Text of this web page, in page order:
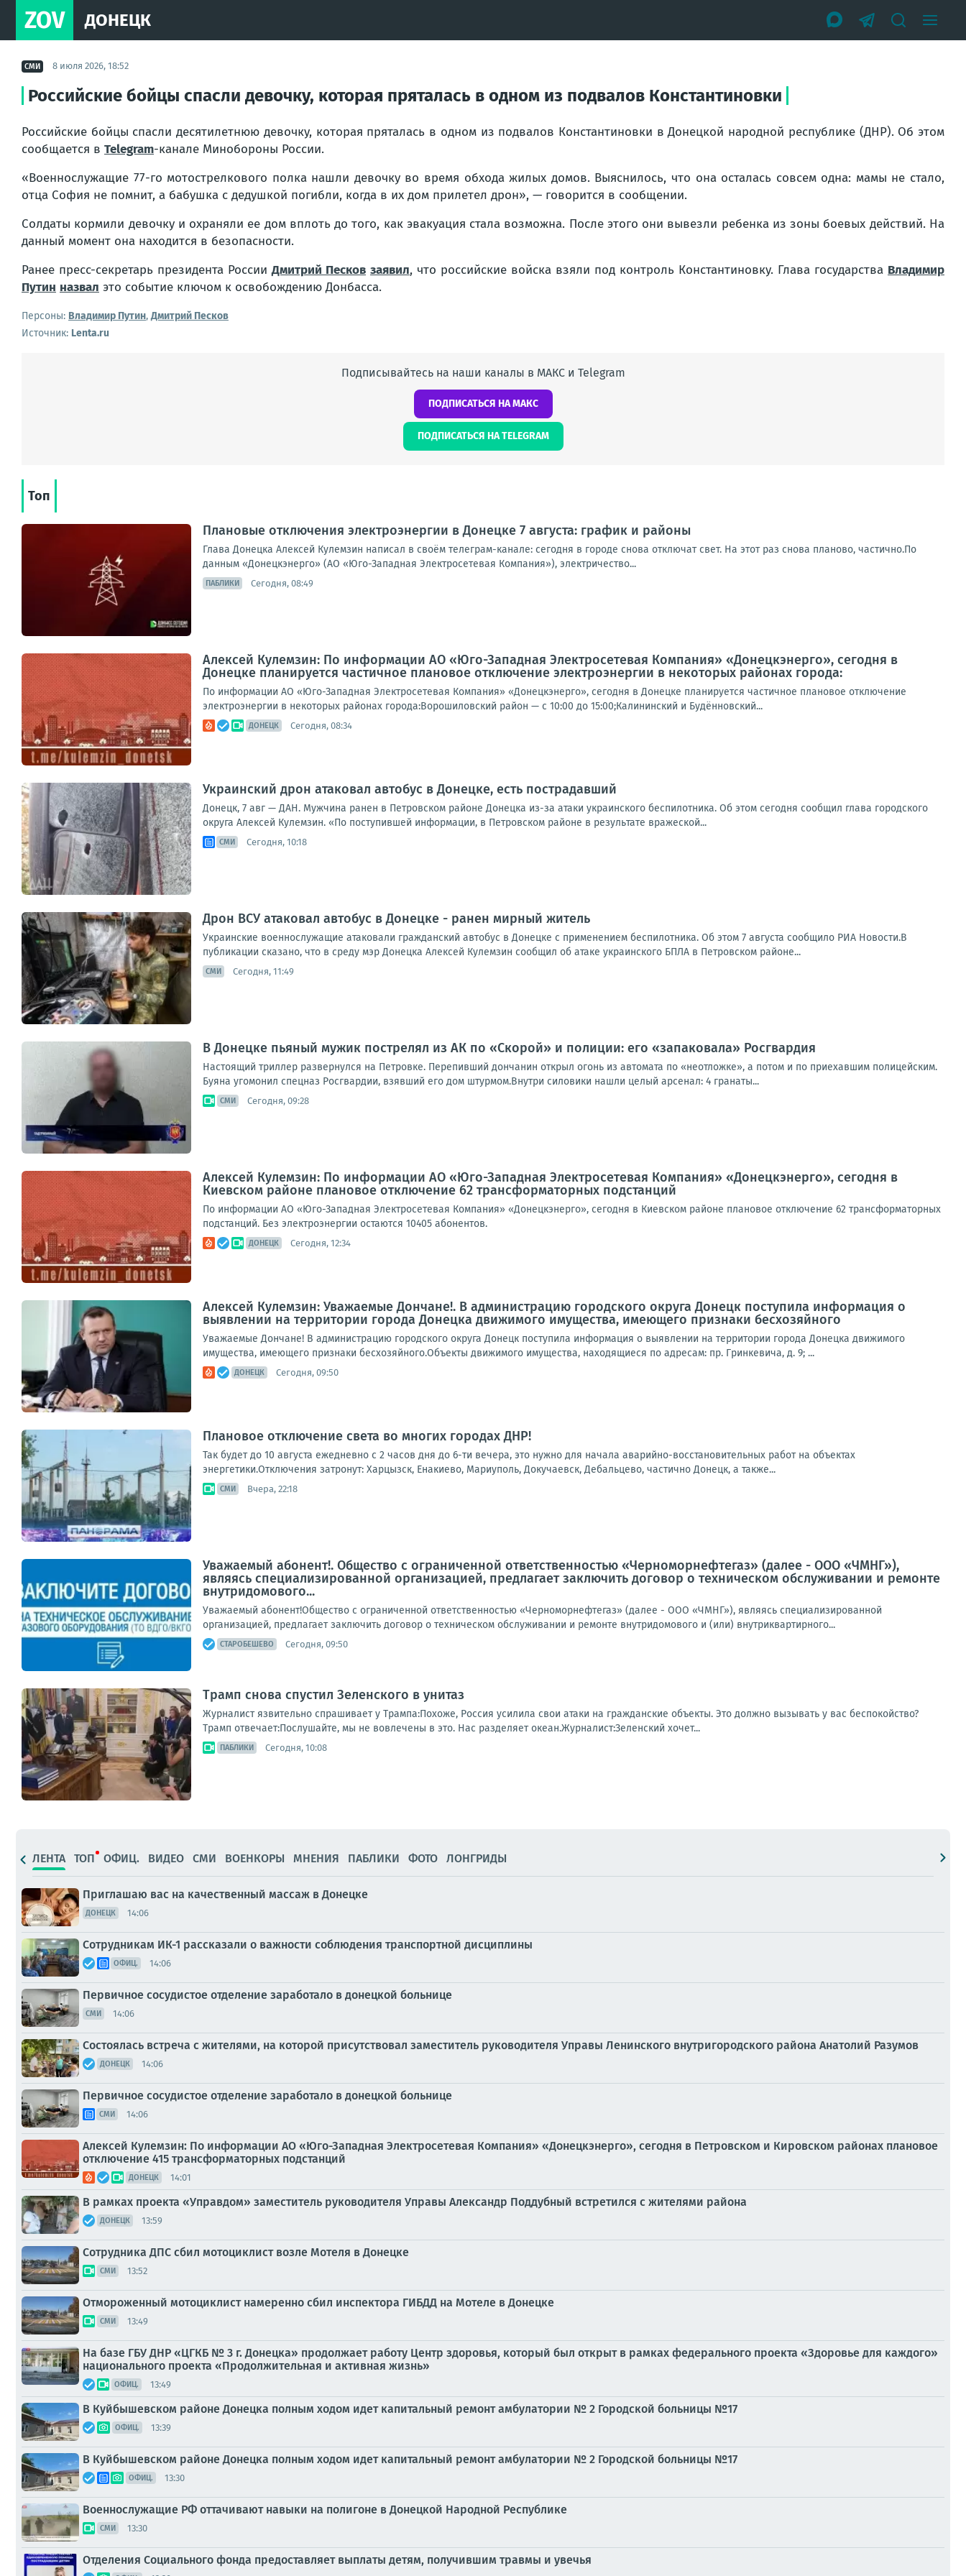
ZOV ДОНЕЦК
СМИ 8 июля 2026, 18:52
Российские бойцы спасли девочку, которая пряталась в одном из подвалов Константиновки
Российские бойцы спасли десятилетнюю девочку, которая пряталась в одном из подвалов Константиновки в Донецкой народной республике (ДНР). Об этом
сообщается в Telegram-канале Минобороны России.
«Военнослужащие 77-го мотострелкового полка нашли девочку во время обхода жилых домов. Выяснилось, что она осталась совсем одна: мамы не стало,
отца София не помнит, а бабушка с дедушкой погибли, когда в их дом прилетел дрон», — говорится в сообщении.
Солдаты кормили девочку и охраняли ее дом вплоть до того, как эвакуация стала возможна. После этого они вывезли ребенка из зоны боевых действий. На
данный момент она находится в безопасности.
Ранее пресс-секретарь президента РоссииДмитрий Песков заявил, что российские войска взяли под контроль Константиновку. Глава государства Владимир
Путин назвал это событие ключом к освобождению Донбасса.
Персоны: Владимир Путин,Дмитрий Песков
Источник: Lenta.ru
Подписывайтесь на наши каналы в МАКС и Telegram
ПОДПИСАТЬСЯ НА МАКС
ПОДПИСАТЬСЯ НА TELEGRAM
Топ
Плановые отключения электроэнергии в Донецке 7 августа: график и районы
Глава Донецка Алексей Кулемзин написал в своём телеграм-канале: сегодня в городе снова отключат свет. На этот раз снова планово, частично.По
данным «Донецкэнерго» (АО «Юго-Западная Электросетевая Компания»), электричество...
ПАБЛИКИ Сегодня, 08:49
Алексей Кулемзин: По информации АО «Юго-Западная Электросетевая Компания» «Донецкэнерго», сегодня в
Донецке планируется частичное плановое отключение электроэнергии в некоторых районах города:
По информации АО «Юго-Западная Электросетевая Компания» «Донецкэнерго», сегодня в Донецке планируется частичное плановое отключение
электроэнергии в некоторых районах города:Ворошиловский район — с 10:00 до 15:00;Калининский и Будённовский...
ДОНЕЦК Сегодня, 08:34
Украинский дрон атаковал автобус в Донецке, есть пострадавший
Донецк, 7 авг — ДАН. Мужчина ранен в Петровском районе Донецка из-за атаки украинского беспилотника. Об этом сегодня сообщил глава городского
округа Алексей Кулемзин. «По поступившей информации, в Петровском районе в результате вражеской...
СМИ Сегодня, 10:18
Дрон ВСУ атаковал автобус в Донецке - ранен мирный житель
Украинские военнослужащие атаковали гражданский автобус в Донецке с применением беспилотника. Об этом 7 августа сообщило РИА Новости.В
публикации сказано, что в среду мэр Донецка Алексей Кулемзин сообщил об атаке украинского БПЛА в Петровском районе...
СМИ Сегодня, 11:49
В Донецке пьяный мужик пострелял из АК по «Скорой» и полиции: его «запаковала» Росгвардия
Настоящий триллер развернулся на Петровке. Перепивший дончанин открыл огонь из автомата по «неотложке», а потом и по приехавшим полицейским.
Буяна угомонил спецназ Росгвардии, взявший его дом штурмом.Внутри силовики нашли целый арсенал: 4 гранаты...
СМИ Сегодня, 09:28
Алексей Кулемзин: По информации АО «Юго-Западная Электросетевая Компания» «Донецкэнерго», сегодня в
Киевском районе плановое отключение 62 трансформаторных подстанций
По информации АО «Юго-Западная Электросетевая Компания» «Донецкэнерго», сегодня в Киевском районе плановое отключение 62 трансформаторных
подстанций. Без электроэнергии остаются 10405 абонентов.
ДОНЕЦК Сегодня, 12:34
Алексей Кулемзин: Уважаемые Дончане!. В администрацию городского округа Донецк поступила информация о
выявлении на территории города Донецка движимого имущества, имеющего признаки бесхозяйного
Уважаемые Дончане! В администрацию городского округа Донецк поступила информация о выявлении на территории города Донецка движимого
имущества, имеющего признаки бесхозяйного.Объекты движимого имущества, находящиеся по адресам: пр. Гринкевича, д. 9; ...
ДОНЕЦК Сегодня, 09:50
Плановое отключение света во многих городах ДНР!
Так будет до 10 августа ежедневно с 2 часов дня до 6-ти вечера, это нужно для начала аварийно-восстановительных работ на объектах
энергетики.Отключения затронут: Харцызск, Енакиево, Мариуполь, Докучаевск, Дебальцево, частично Донецк, а также...
СМИ Вчера, 22:18
Уважаемый абонент!. Общество с ограниченной ответственностью «Черноморнефтегаз» (далее - ООО «ЧМНГ»),
являясь специализированной организацией, предлагает заключить договор о техническом обслуживании и ремонте
внутридомового...
Уважаемый абонент!Общество с ограниченной ответственностью «Черноморнефтегаз» (далее - ООО «ЧМНГ»), являясь специализированной
организацией, предлагает заключить договор о техническом обслуживании и ремонте внутридомового и (или) внутриквартирного...
СТАРОБЕШЕВО Сегодня, 09:50
Трамп снова спустил Зеленского в унитаз
Журналист язвительно спрашивает у Трампа:Похоже, Россия усилила свои атаки на гражданские объекты. Это должно вызывать у вас беспокойство?
Трамп отвечает:Послушайте, мы не вовлечены в это. Нас разделяет океан.Журналист:Зеленский хочет...
ПАБЛИКИ Сегодня, 10:08
ЛЕНТА ТОП ОФИЦ. ВИДЕО СМИ ВОЕНКОРЫ МНЕНИЯ ПАБЛИКИ ФОТО ЛОНГРИДЫ
Приглашаю вас на качественный массаж в Донецке
ДОНЕЦК 14:06
Сотрудникам ИК-1 рассказали о важности соблюдения транспортной дисциплины
ОФИЦ. 14:06
Первичное сосудистое отделение заработало в донецкой больнице
СМИ 14:06
Состоялась встреча с жителями, на которой присутствовал заместитель руководителя Управы Ленинского внутригородского района Анатолий Разумов
ДОНЕЦК 14:06
Первичное сосудистое отделение заработало в донецкой больнице
СМИ 14:06
Алексей Кулемзин: По информации АО «Юго-Западная Электросетевая Компания» «Донецкэнерго», сегодня в Петровском и Кировском районах плановое
отключение 415 трансформаторных подстанций
ДОНЕЦК 14:01
В рамках проекта «Управдом» заместитель руководителя Управы Александр Поддубный встретился с жителями района
ДОНЕЦК 13:59
Сотрудника ДПС сбил мотоциклист возле Мотеля в Донецке
СМИ 13:52
Отмороженный мотоциклист намеренно сбил инспектора ГИБДД на Мотеле в Донецке
СМИ 13:49
На базе ГБУ ДНР «ЦГКБ № 3 г. Донецка» продолжает работу Центр здоровья, который был открыт в рамках федерального проекта «Здоровье для каждого»
национального проекта «Продолжительная и активная жизнь»
ОФИЦ. 13:49
В Куйбышевском районе Донецка полным ходом идет капитальный ремонт амбулатории № 2 Городской больницы №17
ОФИЦ. 13:39
В Куйбышевском районе Донецка полным ходом идет капитальный ремонт амбулатории № 2 Городской больницы №17
ОФИЦ. 13:30
Военнослужащие РФ оттачивают навыки на полигоне в Донецкой Народной Республике
СМИ 13:30
Отделения Социального фонда предоставляет выплаты детям, получившим травмы и увечья